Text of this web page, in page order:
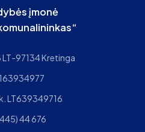
įmonė
LT-97134 Kretinga
LT639349716
44 676